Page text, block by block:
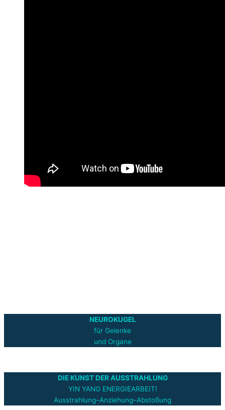
NEUROKUGEL
für Gelenke
und Organe
DIE KUNST DER AUSSTRAHLUNG
YIN YANG ENERGIEARBEIT!
Ausstrahlung–Anziehung–Abstoßung